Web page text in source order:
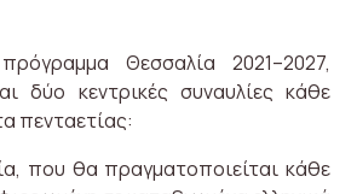
Θεσσαλία 2021–2027,
δύο κεντρικές συναυλίες κάθε
πενταετίας:
που θα πραγματοποιείται κάθε